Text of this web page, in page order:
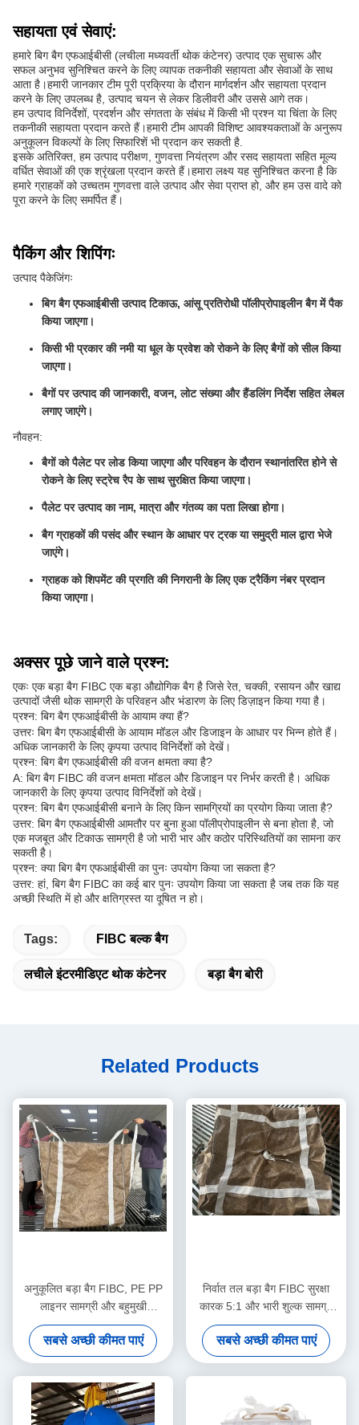
सहायता एवं सेवाएं:
हमारे बिग बैग एफआईबीसी (लचीला मध्यवर्ती थोक कंटेनर) उत्पाद एक सुचारू और
सफल अनुभव सुनिश्चित करने के लिए व्यापक तकनीकी सहायता और सेवाओं के साथ
आता है।हमारी जानकार टीम पूरी प्रक्रिया के दौरान मार्गदर्शन और सहायता प्रदान
करने के लिए उपलब्ध है, उत्पाद चयन से लेकर डिलीवरी और उससे आगे तक।
हम उत्पाद विनिर्देशों, प्रदर्शन और संगतता के संबंध में किसी भी प्रश्न या चिंता के लिए
तकनीकी सहायता प्रदान करते हैं।हमारी टीम आपकी विशिष्ट आवश्यकताओं के अनुरूप
अनुकूलन विकल्पों के लिए सिफारिशें भी प्रदान कर सकती है.
इसके अतिरिक्त, हम उत्पाद परीक्षण, गुणवत्ता नियंत्रण और रसद सहायता सहित मूल्य
वर्धित सेवाओं की एक श्रृंखला प्रदान करते हैं।हमारा लक्ष्य यह सुनिश्चित करना है कि
हमारे ग्राहकों को उच्चतम गुणवत्ता वाले उत्पाद और सेवा प्राप्त हो, और हम उस वादे को
पूरा करने के लिए समर्पित हैं।
पैकिंग और शिपिंगः
उत्पाद पैकेजिंगः
बिग बैग एफआईबीसी उत्पाद टिकाऊ, आंसू प्रतिरोधी पॉलीप्रोपाइलीन बैग में पैक
किया जाएगा।
किसी भी प्रकार की नमी या धूल के प्रवेश को रोकने के लिए बैगों को सील किया
जाएगा।
बैगों पर उत्पाद की जानकारी, वजन, लोट संख्या और हैंडलिंग निर्देश सहित लेबल
लगाए जाएंगे।
नौवहन:
बैगों को पैलेट पर लोड किया जाएगा और परिवहन के दौरान स्थानांतरित होने से
रोकने के लिए स्ट्रेच रैप के साथ सुरक्षित किया जाएगा।
पैलेट पर उत्पाद का नाम, मात्रा और गंतव्य का पता लिखा होगा।
बैग ग्राहकों की पसंद और स्थान के आधार पर ट्रक या समुद्री माल द्वारा भेजे
जाएंगे।
ग्राहक को शिपमेंट की प्रगति की निगरानी के लिए एक ट्रैकिंग नंबर प्रदान
किया जाएगा।
अक्सर पूछे जाने वाले प्रश्न:
एकः एक बड़ा बैग FIBC एक बड़ा औद्योगिक बैग है जिसे रेत, चक्की, रसायन और खाद्य
उत्पादों जैसी थोक सामग्री के परिवहन और भंडारण के लिए डिज़ाइन किया गया है।
प्रश्न: बिग बैग एफआईबीसी के आयाम क्या हैं?
उत्तरः बिग बैग एफआईबीसी के आयाम मॉडल और डिजाइन के आधार पर भिन्न होते हैं।
अधिक जानकारी के लिए कृपया उत्पाद विनिर्देशों को देखें।
प्रश्न: बिग बैग एफआईबीसी की वजन क्षमता क्या है?
A: बिग बैग FIBC की वजन क्षमता मॉडल और डिजाइन पर निर्भर करती है। अधिक
जानकारी के लिए कृपया उत्पाद विनिर्देशों को देखें।
प्रश्न: बिग बैग एफआईबीसी बनाने के लिए किन सामग्रियों का प्रयोग किया जाता है?
उत्तर: बिग बैग एफआईबीसी आमतौर पर बुना हुआ पॉलीप्रोपाइलीन से बना होता है, जो
एक मजबूत और टिकाऊ सामग्री है जो भारी भार और कठोर परिस्थितियों का सामना कर
सकती है।
प्रश्न: क्या बिग बैग एफआईबीसी का पुनः उपयोग किया जा सकता है?
उत्तर: हां, बिग बैग FIBC का कई बार पुनः उपयोग किया जा सकता है जब तक कि यह
अच्छी स्थिति में हो और क्षतिग्रस्त या दूषित न हो।
Tags: FIBC बल्क बैग
लचीले इंटरमीडिएट थोक कंटेनर बड़ा बैग बोरी
Related Products
अनुकूलित बड़ा बैग FIBC, PE PP
लाइनर सामग्री और बहुमुखी
अनुप्रयोगों के लिए सादे डिस्चार्ज
स्पआउट के साथ
सबसे अच्छी कीमत पाएं
निर्वात तल बड़ा बैग FIBC सुरक्षा
कारक 5:1 और भारी शुल्क सामग्री
हैंडलिंग के लिए यूवी प्रतिरोधी कोटिंग
के साथ
सबसे अच्छी कीमत पाएं